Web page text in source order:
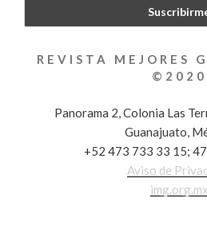
REVISTA MEJORES
©2020
Panorama 2, Colonia Las
Guanajuato,
+52 473 733 33 15;
Aviso de
img.org.mx